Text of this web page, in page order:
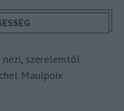
nézi, szerelemtől
Maulpoix